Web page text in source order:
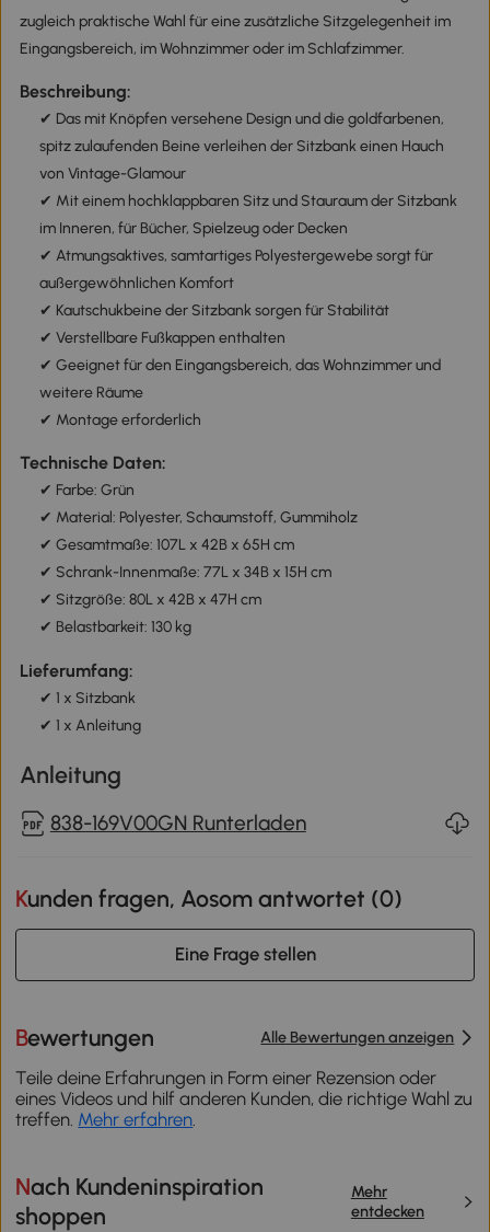
zugleich praktische Wahl für eine zusätzliche Sitzgelegenheit im
Eingangsbereich, im Wohnzimmer oder im Schlafzimmer.
Beschreibung:
✔ Das mit Knöpfen versehene Design und die goldfarbenen,
spitz zulaufenden Beine verleihen der Sitzbank einen Hauch
von Vintage-Glamour
✔ Mit einem hochklappbaren Sitz und Stauraum der Sitzbank
im Inneren, für Bücher, Spielzeug oder Decken
✔ Atmungsaktives, samtartiges Polyestergewebe sorgt für
außergewöhnlichen Komfort
✔ Kautschukbeine der Sitzbank sorgen für Stabilität
✔ Verstellbare Fußkappen enthalten
✔ Geeignet für den Eingangsbereich, das Wohnzimmer und
weitere Räume
✔ Montage erforderlich
Technische Daten:
✔ Farbe: Grün
✔ Material: Polyester, Schaumstoff, Gummiholz
✔ Gesamtmaße: 107L x 42B x 65H cm
✔ Schrank-Innenmaße: 77L x 34B x 15H cm
✔ Sitzgröße: 80L x 42B x 47H cm
✔ Belastbarkeit: 130 kg
Lieferumfang:
✔ 1 x Sitzbank
✔ 1 x Anleitung
Anleitung
838-169V00GN Runterladen
Kunden fragen, Aosom antwortet (0)
Eine Frage stellen
Bewertungen Alle Bewertungen anzeigen
Teile deine Erfahrungen in Form einer Rezension oder
eines Videos und hilf anderen Kunden, die richtige Wahl zu
treffen. Mehr erfahren.
Nach Kundeninspiration
shoppen
Mehr
entdecken